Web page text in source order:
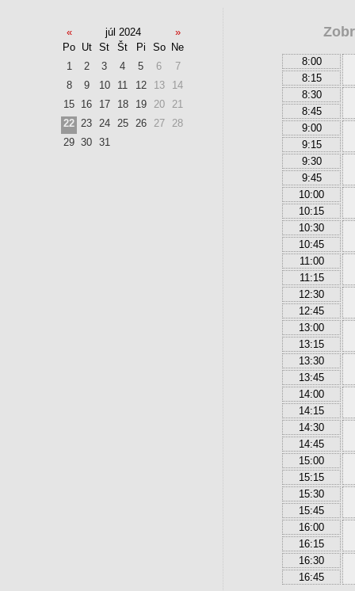
8:00
8:15
8:30
8:45
9:00
9:15
9:30
9:45
10:00
10:15
10:30
10:45
11:00
11:15
12:30
12:45
13:00
13:15
13:30
13:45
14:00
14:15
14:30
14:45
15:00
15:15
15:30
15:45
16:00
16:15
16:30
16:45
« júl 2024
»
Po Ut St Št Pi So
Ne
1
2 3 4 5 6
7
8
9 10 11 12 13
14
15 16 17 18 19 20
21
22 23 24 25 26 27
28
29 30 31